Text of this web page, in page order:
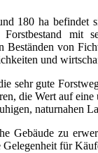
180 ha
Forstbestand
Beständen von
und
sehr gute
die Wert auf
naturnahen
Gebäude zu
Gelegenheit für